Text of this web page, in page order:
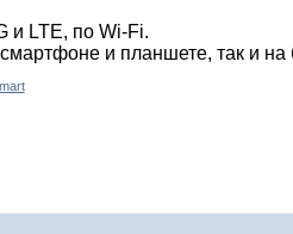
и LTE, по Wi-Fi.
и планшете, так и